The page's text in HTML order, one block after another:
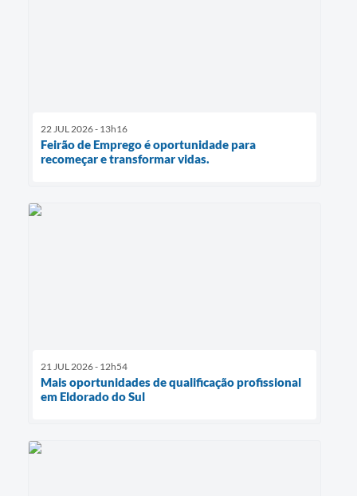
22 JUL 2026 - 13h16
Feirão de Emprego é oportunidade para
recomeçar e transformar vidas.
21 JUL 2026 - 12h54
Mais oportunidades de qualificação profissional
em Eldorado do Sul